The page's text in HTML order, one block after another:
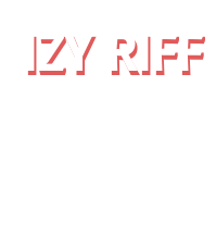
IZY RIFF
IZY RIFF